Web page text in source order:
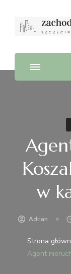
w
Adrian
Strona
Agent